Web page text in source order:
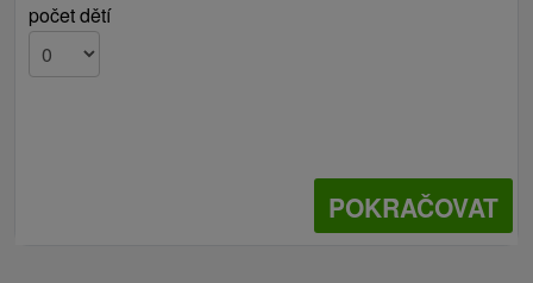
počet dětí
POKRAČOVAT